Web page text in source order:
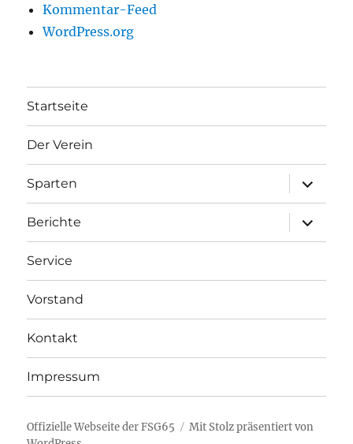
Kommentar-Feed
WordPress.org
Startseite
Der Verein
Sparten
anzeigen
Berichte
anzeigen
Service
Vorstand
Kontakt
Impressum
Offizielle Webseite der FSG65
Mit Stolz präsentiert von